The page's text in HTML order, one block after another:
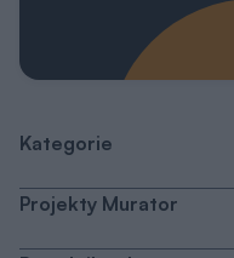
Kategorie
Projekty Murator